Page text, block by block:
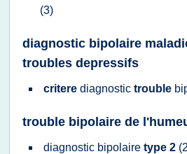
(3)
diagnostic bipolaire
troubles depressifs
critere diagnostic trouble
trouble bipolaire de
diagnostic bipolaire type 2